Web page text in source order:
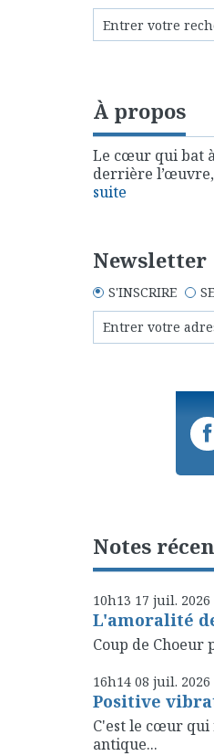
À propos
Le cœur qui bat
derrière
suite
Newsletter
S'INSCRIRE
Notes
10h13 17 juil. 2026
L'amoralité
Coup de Choeur
16h14 08 juil. 2026
Positive
C'est le cœur qui
antique...